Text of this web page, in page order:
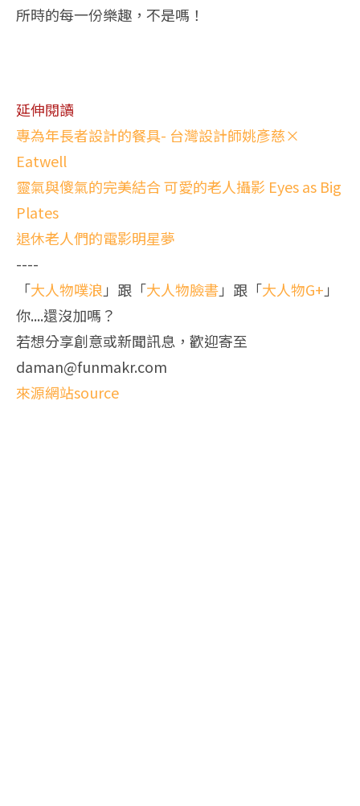
所時的每一份樂趣，不是嗎！
延伸閱讀
專為年長者設計的餐具- 台灣設計師姚彥慈×
Eatwell
靈氣與傻氣的完美結合 可愛的老人攝影 Eyes as Big
Plates
退休老人們的電影明星夢
----
「大人物噗浪 」跟「大人物臉書」跟「大人物G+ 」
你....還沒加嗎？
若想分享創意或新聞訊息，歡迎寄至
daman@funmakr.com
來源網站source